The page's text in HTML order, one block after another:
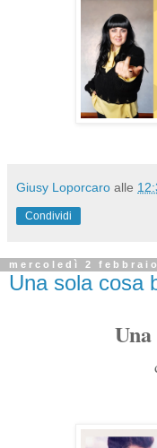
Giusy Loporcaro alle
Condividi
mercoledì 2 febbraio
Una sola cosa